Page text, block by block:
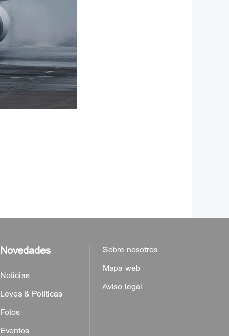
Novedades
Noticias
Leyes & Políticas
Fotos
Eventos
Sobre nosotros
Mapa web
Aviso legal